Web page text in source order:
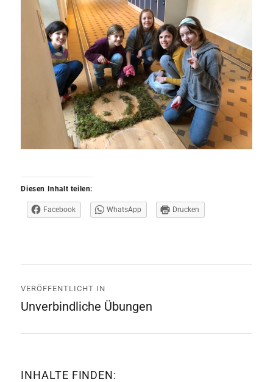
Diesen Inhalt teilen:
Facebook WhatsApp Drucken
Navigation
VERÖFFENTLICHT IN
Unverbindliche Übungen
INHALTE FINDEN: